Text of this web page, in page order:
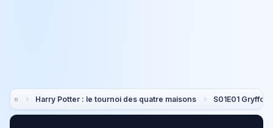
Harry Potter : le tournoi des quatre maisons S01E01